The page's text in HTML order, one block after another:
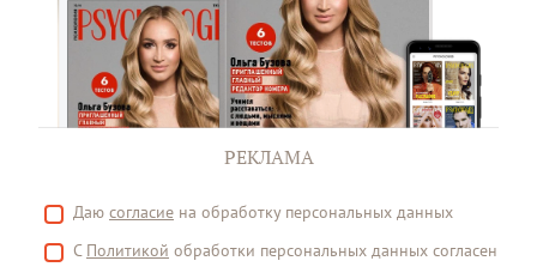
РЕКЛАМА
Даю согласие на обработку персональных данных
С Политикой обработки персональных данных согласен